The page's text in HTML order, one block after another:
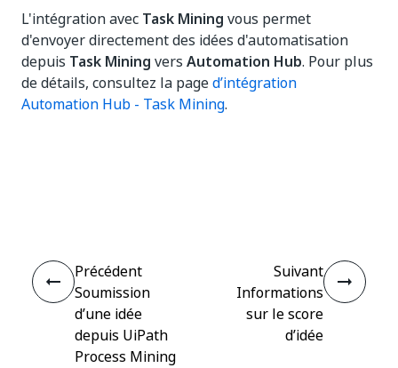
L'intégration avec Task Mining vous permet
d'envoyer directement des idées d'automatisation
depuis Task Mining vers Automation Hub. Pour plus
de détails, consultez la paged’intégration
Automation Hub - Task Mining.
Précédent
Soumission
d’une idée
depuis UiPath
Process Mining
Suivant
Informations
sur le score
d’idée